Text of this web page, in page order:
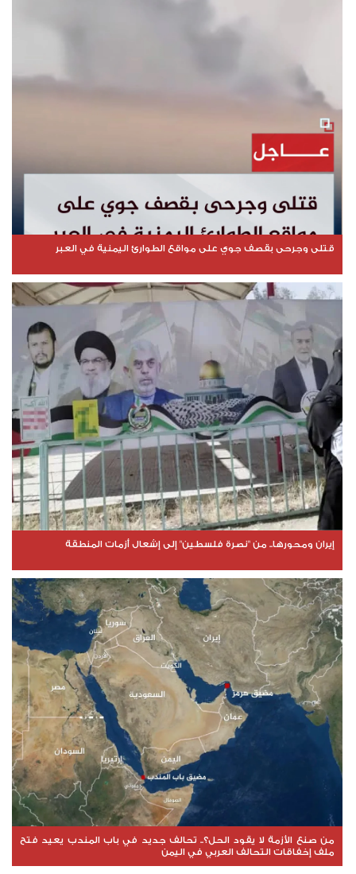
قتلى وجرحى بقصف جوي على مواقع الطوارئ اليمنية في العبر
إيران ومحورها.. من "نصرة فلسطين" إلى إشعال أزمات المنطقة
من صنع الأزمة لا يقود الحل؟.. تحالف جديد في باب المندب يعيد فتح
ملف إخفاقات التحالف العربي في اليمن